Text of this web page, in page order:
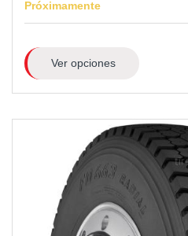
Próximamente
Ver opciones